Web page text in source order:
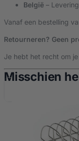
België –
Vanaf een bestelling
Retourneren? Geen
Je hebt het recht om
Misschien